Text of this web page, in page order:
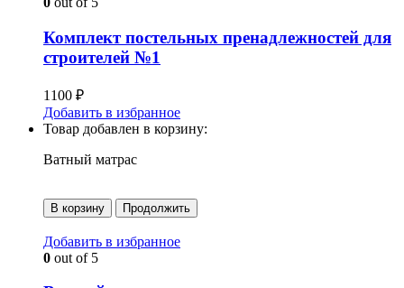
Комплект постельных пренадлежностей для
строителей №1
1100 ₽
Добавить в избранное
Товар добавлен в корзину:
Ватный матрас
В корзину Продолжить
Добавить в избранное
0 out of 5